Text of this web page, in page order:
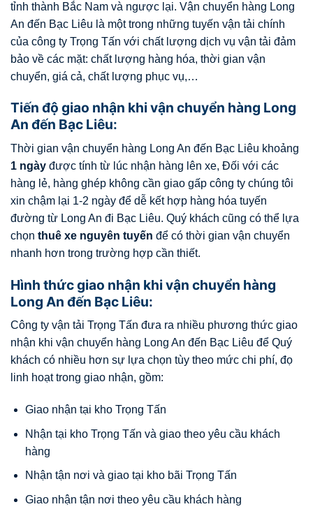
tỉnh thành Bắc Nam và ngược lại. Vận chuyển hàng Long
An đến Bạc Liêu là một trong những tuyến vận tải chính
của công ty Trọng Tấn với chất lượng dịch vụ vận tải đảm
bảo về các mặt: chất lượng hàng hóa, thời gian vận
chuyển, giá cả, chất lượng phục vụ,…
Tiến độ giao nhận khi vận chuyển hàng Long
An đến Bạc Liêu:
Thời gian vận chuyển hàng Long An đến Bạc Liêu khoảng
1 ngày được tính từ lúc nhận hàng lên xe, Đối với các
hàng lẻ, hàng ghép không cần giao gấp công ty chúng tôi
xin chậm lại 1-2 ngày để dễ kết hợp hàng hóa tuyến
đường từ Long An đi Bạc Liêu. Quý khách cũng có thể lựa
chọn thuê xe nguyên tuyến để có thời gian vận chuyển
nhanh hơn trong trường hợp cần thiết.
Hình thức giao nhận khi vận chuyển hàng
Long An đến Bạc Liêu:
Công ty vận tải Trọng Tấn đưa ra nhiều phương thức giao
nhận khi vận chuyển hàng Long An đến Bạc Liêu để Quý
khách có nhiều hơn sự lựa chọn tùy theo mức chi phí, đọ
linh hoạt trong giao nhận, gồm:
Giao nhận tại kho Trọng Tấn
Nhận tại kho Trọng Tấn và giao theo yêu cầu khách
hàng
Nhận tận nơi và giao tại kho bãi Trọng Tấn
Giao nhận tận nơi theo yêu cầu khách hàng